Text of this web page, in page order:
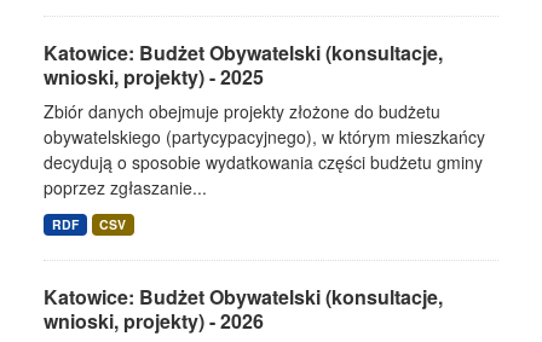
Katowice: Budżet Obywatelski (konsultacje,
wnioski, projekty) - 2025
Zbiór danych obejmuje projekty złożone do budżetu
obywatelskiego (partycypacyjnego), w którym mieszkańcy
decydują o sposobie wydatkowania części budżetu gminy
poprzez zgłaszanie...
RDF CSV
Katowice: Budżet Obywatelski (konsultacje,
wnioski, projekty) - 2026